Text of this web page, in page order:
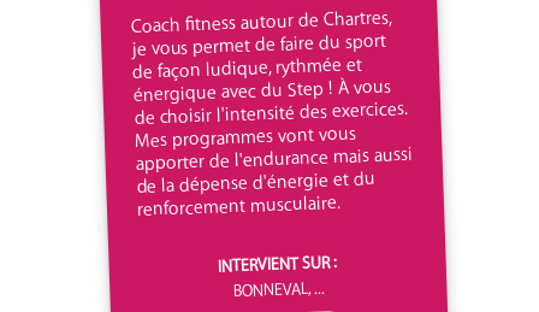
Coach fitness autour de Chartres,
je vous permet de faire du sport
de façon ludique, rythmée et
énergique avec du Step ! À vous
de choisir l'intensité des exercices.
Mes programmes vont vous
apporter de l'endurance mais aussi
de la dépense d'énergie et du
renforcement musculaire.
INTERVIENT SUR :
BONNEVAL, ...